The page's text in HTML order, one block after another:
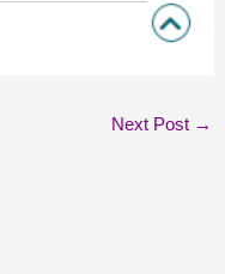
Next Post →